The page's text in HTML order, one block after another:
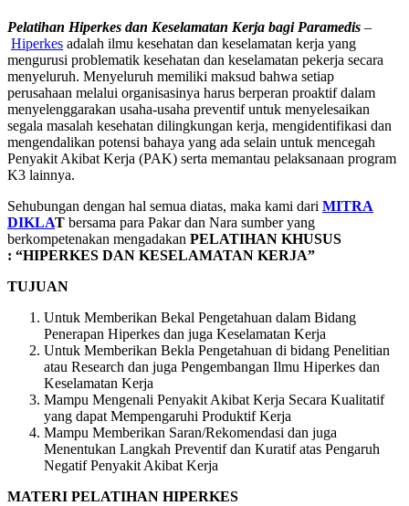
Pelatihan Hiperkes dan Keselamatan Kerja bagi Paramedis –
Hiperkes adalah ilmu kesehatan dan keselamatan kerja yang
mengurusi problematik kesehatan dan keselamatan pekerja secara
menyeluruh. Menyeluruh memiliki maksud bahwa setiap
perusahaan melalui organisasinya harus berperan proaktif dalam
menyelenggarakan usaha-usaha preventif untuk menyelesaikan
segala masalah kesehatan dilingkungan kerja, mengidentifikasi dan
mengendalikan potensi bahaya yang ada selain untuk mencegah
Penyakit Akibat Kerja (PAK) serta memantau pelaksanaan program
K3 lainnya.
Sehubungan dengan hal semua diatas, maka kami dari MITRA
DIKLAT bersama para Pakar dan Nara sumber yang
berkompetenakan mengadakan PELATIHAN KHUSUS
: “HIPERKES DAN KESELAMATAN KERJA”
TUJUAN
Untuk Memberikan Bekal Pengetahuan dalam Bidang
Penerapan Hiperkes dan juga Keselamatan Kerja
Untuk Memberikan Bekla Pengetahuan di bidang Penelitian
atau Research dan juga Pengembangan Ilmu Hiperkes dan
Keselamatan Kerja
Mampu Mengenali Penyakit Akibat Kerja Secara Kualitatif
yang dapat Mempengaruhi Produktif Kerja
Mampu Memberikan Saran/Rekomendasi dan juga
Menentukan Langkah Preventif dan Kuratif atas Pengaruh
Negatif Penyakit Akibat Kerja
MATERI PELATIHAN HIPERKES